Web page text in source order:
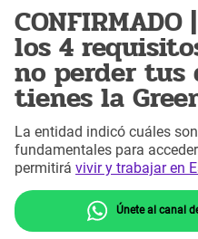
los 4
no perder tus
tienes la
La entidad indicó cuáles
fundamentales para
permitirá vivir y trabajar en
Únete al canal